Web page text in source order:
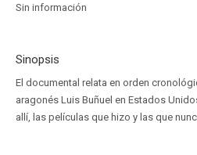
Sin información
Sinopsis
El documental relata en orden
aragonés Luis Buñuel en Estados
allí, las películas que hizo y las que